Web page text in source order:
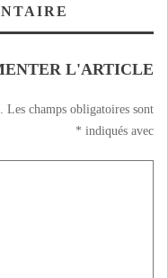
بالإجماع على
L'ARTICLE
Les champs obligatoires sont
indiqués avec
*